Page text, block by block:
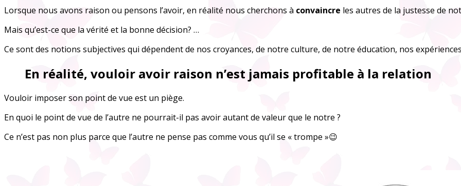
Lorsque nous avons raison ou pensons l’avoir, en réalité nous cherchons à convaincre les autres de la justesse de
Mais qu’est-ce que la vérité et la bonne décision? …
Ce sont des notions subjectives qui dépendent de nos croyances, de notre culture, de notre éducation, nos
En réalité, vouloir avoir raison n’est jamais profitable à la relation
Vouloir imposer son point de vue est un piège.
En quoi le point de vue de l’autre ne pourrait-il pas avoir autant de valeur que le notre ?
Ce n’est pas non plus parce que l’autre ne pense pas comme vous qu’il se « trompe »😉